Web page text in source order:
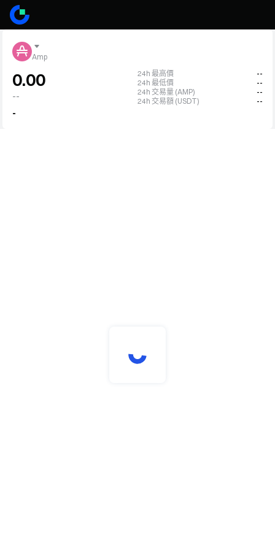
Amp
0.00
--
-
24h 最高價
--
24h 最低價
--
24h 交易量 (AMP)
--
24h 交易額 (USDT)
--